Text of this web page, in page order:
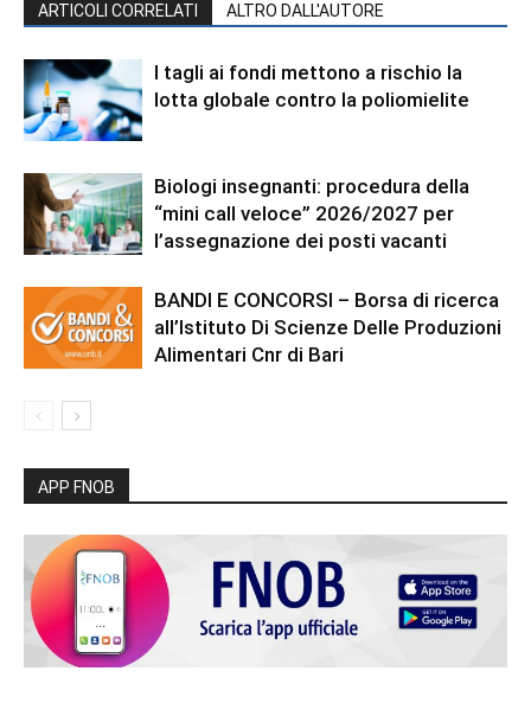
ARTICOLI CORRELATI ALTRO DALL'AUTORE
I tagli ai fondi mettono a rischio la
lotta globale contro la poliomielite
Biologi insegnanti: procedura della
“mini call veloce” 2026/2027 per
l’assegnazione dei posti vacanti
BANDI E CONCORSI – Borsa di ricerca
all’Istituto Di Scienze Delle Produzioni
Alimentari Cnr di Bari
APP FNOB